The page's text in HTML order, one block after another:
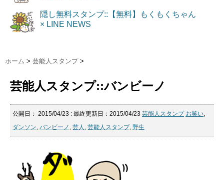
隠し無料スタンプ::【無料】もくもくちゃん
× LINE NEWS
ホーム > 芸能人スタンプ >
芸能人スタンプ::バンビーノ
公開日： 2015/04/23 : 最終更新日：2015/04/23 芸能人スタンプ お笑い,
ダンソン, バンビーノ , 芸人 , 芸能人スタンプ, 野生